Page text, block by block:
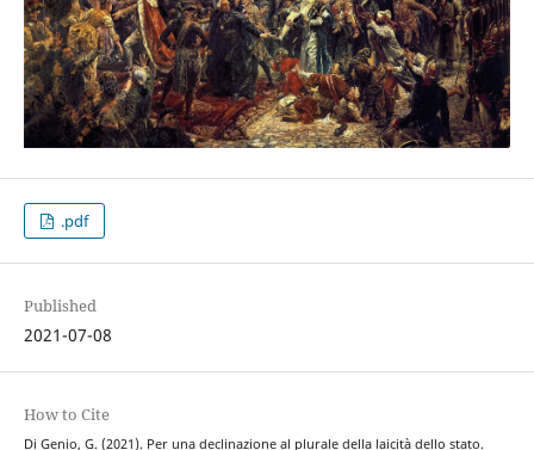
.pdf
Published
2021-07-08
How to Cite
Di Genio, G. (2021). Per una declinazione al plurale della laicità dello stato.